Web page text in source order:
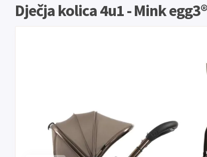
Dječja kolica 4u1 - Mink egg3®